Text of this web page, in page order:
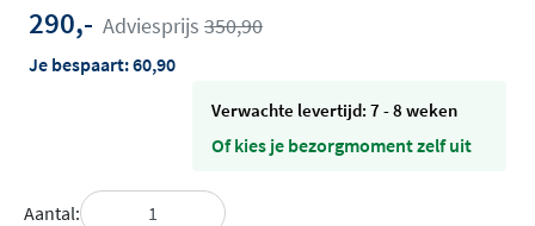
290,- Adviesprijs 350,90
Je bespaart:60,90
Verwachte levertijd: 7 - 8 weken
Of kies je bezorgmoment zelf uit
Aantal: